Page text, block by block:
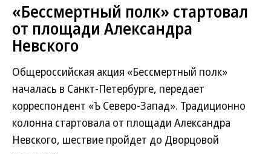
«Бессмертный полк» стартовал
от площади Александра
Невского
Общероссийская акция «Бессмертный полк»
началась в Санкт-Петербурге, передает
корреспондент «Ъ Северо-Запад». Традиционно
колонна стартовала от площади Александра
Невского, шествие пройдет до Дворцовой